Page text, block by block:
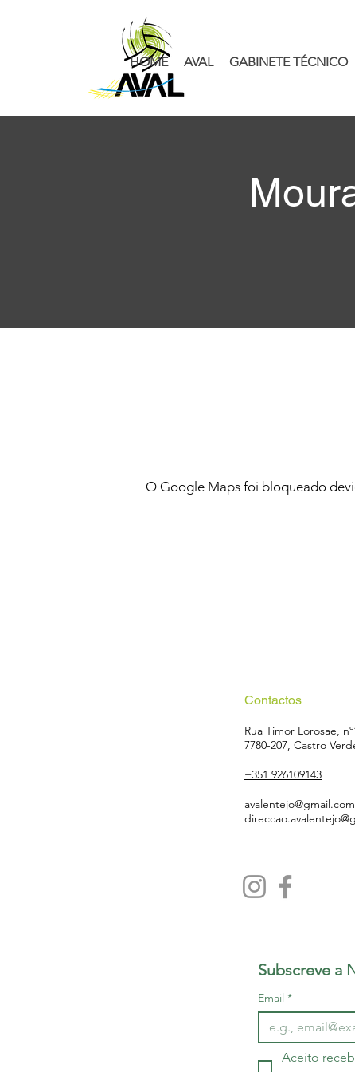
HOME AVAL GABINETE TÉCNICO
O Google Maps foi bloqueado
Contactos
Rua Timor Lorosae,
7780-207, Castro
+351 926109143
avalentejo@gmail.com
Subscreve a
Email *
Aceito